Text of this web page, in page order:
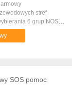
Home cechy
domu
cztery obszary
na straży lub
rozbrojenie etc;
z 32 różnych strefach
w drugiej
SOS pomoc